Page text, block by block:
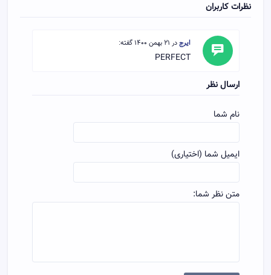
نظرات کاربران
ایرجدر 21 بهمن 1400 گفته:
PERFECT
ارسال نظر
نام شما
ایمیل شما (اختیاری)
متن نظر شما: